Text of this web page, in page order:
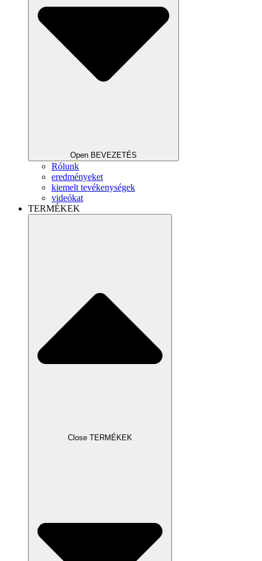
Open BEVEZETÉS
Rólunk
eredményeket
kiemelt tevékenységek
videókat
TERMÉKEK
Close TERMÉKEK